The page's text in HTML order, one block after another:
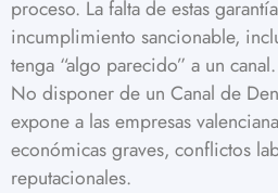
proceso. La falta de estas
incumplimiento sancionable,
tenga “algo parecido” a un canal.
No disponer de un Canal de
expone a las empresas
económicas graves, conflictos
reputacionales.